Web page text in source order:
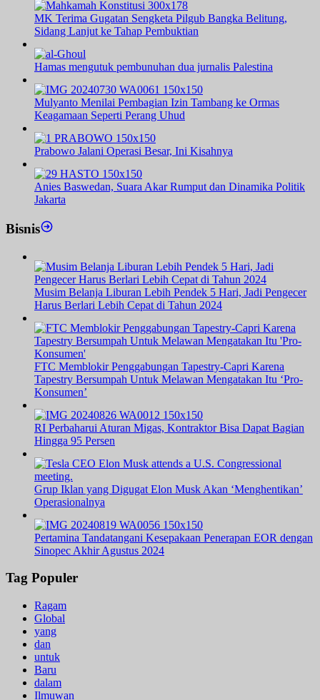
MK Terima Gugatan Sengketa Pilgub Bangka Belitung,
Sidang Lanjut ke Tahap Pembuktian
Hamas mengutuk pembunuhan dua jurnalis Palestina
Mulyanto Menilai Pembagian Izin Tambang ke Ormas
Keagamaan Seperti Perang Uhud
Prabowo Jalani Operasi Besar, Ini Kisahnya
Anies Baswedan, Suara Akar Rumput dan Dinamika Politik
Jakarta
Bisnis
Musim Belanja Liburan Lebih Pendek 5 Hari, Jadi Pengecer
Harus Berlari Lebih Cepat di Tahun 2024
FTC Memblokir Penggabungan Tapestry-Capri Karena
Tapestry Bersumpah Untuk Melawan Mengatakan Itu ‘Pro-
Konsumen’
RI Perbaharui Aturan Migas, Kontraktor Bisa Dapat Bagian
Hingga 95 Persen
Grup Iklan yang Digugat Elon Musk Akan ‘Menghentikan’
Operasionalnya
Pertamina Tandatangani Kesepakaan Penerapan EOR dengan
Sinopec Akhir Agustus 2024
Tag Populer
Ragam
Global
yang
dan
untuk
Baru
dalam
Ilmuwan